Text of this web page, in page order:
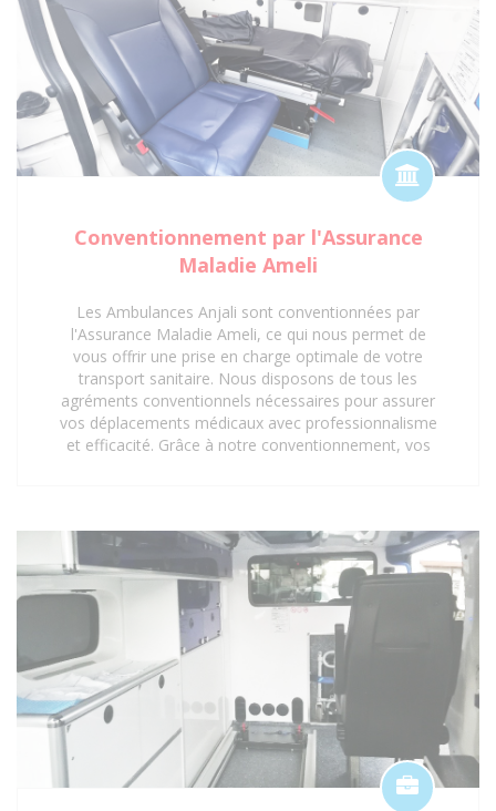
Conventionnement par l'Assurance
Maladie Ameli
Les Ambulances Anjali sont conventionnées par
l'Assurance Maladie Ameli, ce qui nous permet de
vous offrir une prise en charge optimale de votre
transport sanitaire. Nous disposons de tous les
agréments conventionnels nécessaires pour assurer
vos déplacements médicaux avec professionnalisme
et efficacité. Grâce à notre conventionnement, vos
supplémentaire. Faites confiance aux Ambulances
Anjali pour un service de transport sanitaire
conventionné et de qualité à Saint-Denis 93 et ses
environs.